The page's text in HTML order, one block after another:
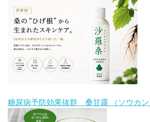
糖尿病予防効果抜群 桑甘露 （ソウカン